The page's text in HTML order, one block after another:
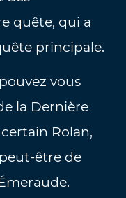
quête, qui a
principale.
vous
la Dernière
Rolan,
être de